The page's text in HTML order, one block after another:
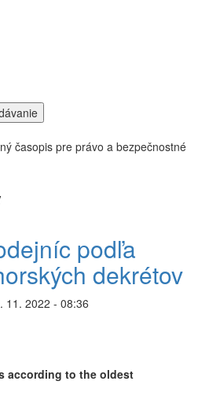
časopis pre právo a bezpečnostné
podľa
dekrétov
11. 2022 - 08:36
according to the oldest